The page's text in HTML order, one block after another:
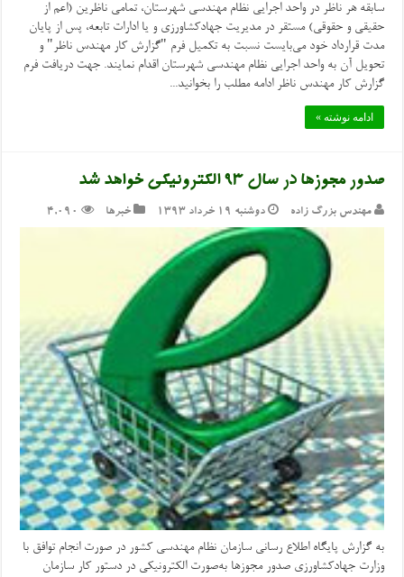
سابقه هر ناظر در واحد اجرایی نظام مهندسی شهرستان، تمامی ناظرین (اعم از
حقیقی و حقوقی) مستقر در مدیریت‌ جهادکشاورزی و یا ادارات تابعه، پس از پایان
مدت قرارداد خود می‌بایست نسبت به تکمیل فرم "گزارش کار مهندس ناظر" و
تحویل آن به واحد اجرایی نظام مهندسی شهرستان اقدام نمایند. جهت دریافت فرم
گزارش کار مهندس ناظر ادامه مطلب را بخوانید...
ادامه نوشته »
صدور مجوزها در سال ۹۳ الکترونیکی خواهد شد
مهندس بزرگ زاده دوشنبه ۱۹ خرداد ۱۳۹۳ خبرها 4,090
به گزارش پایگاه اطلاع رسانی سازمان نظام مهندسی کشور در صورت انجام توافق با
وزارت جهادکشاورزی صدور مجوزها به‌صورت الکترونیکی در دستور کار سازمان